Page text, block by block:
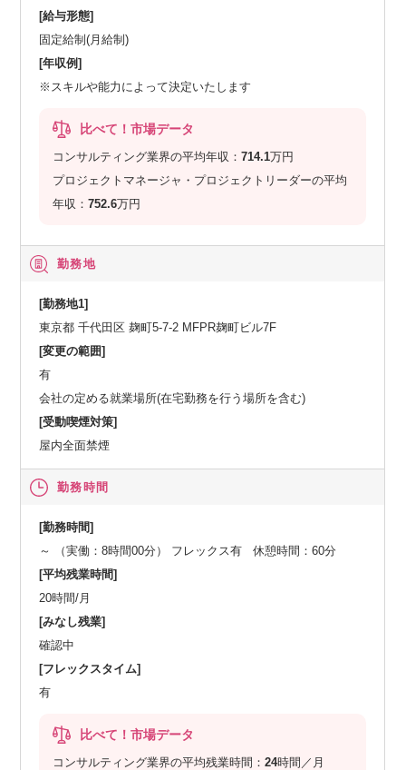
[給与形態]
固定給制(月給制)
[年収例]
※スキルや能力によって決定いたします
比べて！市場データ
コンサルティング業界の平均年収：714.1万円
プロジェクトマネージャ・プロジェクトリーダーの平均
年収：752.6万円
勤務地
[勤務地1]
東京都 千代田区 麹町5-7-2 MFPR麹町ビル7F
[変更の範囲]
有
会社の定める就業場所(在宅勤務を行う場所を含む)
[受動喫煙対策]
屋内全面禁煙
勤務時間
[勤務時間]
～ （実働：8時間00分） フレックス有 休憩時間：60分
[平均残業時間]
20時間/月
[みなし残業]
確認中
[フレックスタイム]
有
比べて！市場データ
コンサルティング業界の平均残業時間：24時間／月